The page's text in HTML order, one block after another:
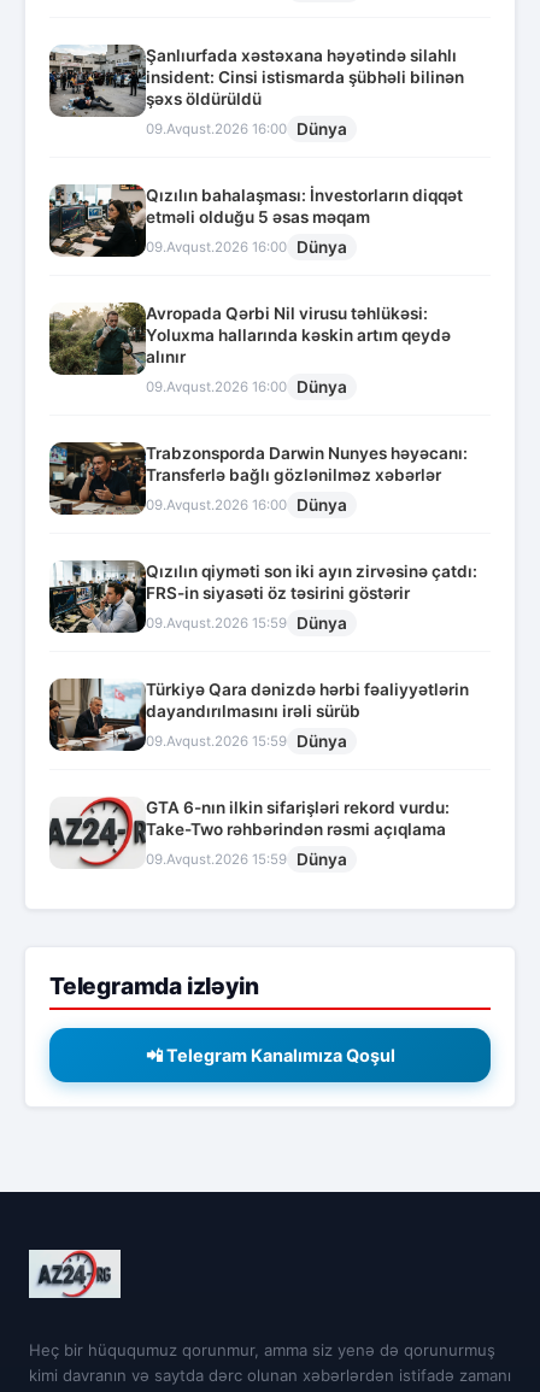
Şanlıurfada xəstəxana həyətində silahlı
insident: Cinsi istismarda şübhəli bilinən
şəxs öldürüldü
09.Avqust.2026 16:00 Dünya
Qızılın bahalaşması: İnvestorların diqqət
etməli olduğu 5 əsas məqam
09.Avqust.2026 16:00 Dünya
Avropada Qərbi Nil virusu təhlükəsi:
Yoluxma hallarında kəskin artım qeydə
alınır
09.Avqust.2026 16:00 Dünya
Trabzonsporda Darwin Nunyes həyəcanı:
Transferlə bağlı gözlənilməz xəbərlər
09.Avqust.2026 16:00 Dünya
Qızılın qiyməti son iki ayın zirvəsinə çatdı:
FRS-in siyasəti öz təsirini göstərir
09.Avqust.2026 15:59 Dünya
Türkiyə Qara dənizdə hərbi fəaliyyətlərin
dayandırılmasını irəli sürüb
09.Avqust.2026 15:59 Dünya
GTA 6-nın ilkin sifarişləri rekord vurdu:
Take-Two rəhbərindən rəsmi açıqlama
09.Avqust.2026 15:59 Dünya
Telegramda izləyin
📲 Telegram Kanalımıza Qoşul
Heç bir hüququmuz qorunmur, amma siz yenə də qorunurmuş
kimi davranın və saytda dərc olunan xəbərlərdən istifadə zamanı